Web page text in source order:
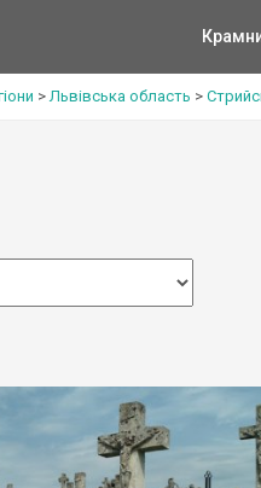
>Львівська область >